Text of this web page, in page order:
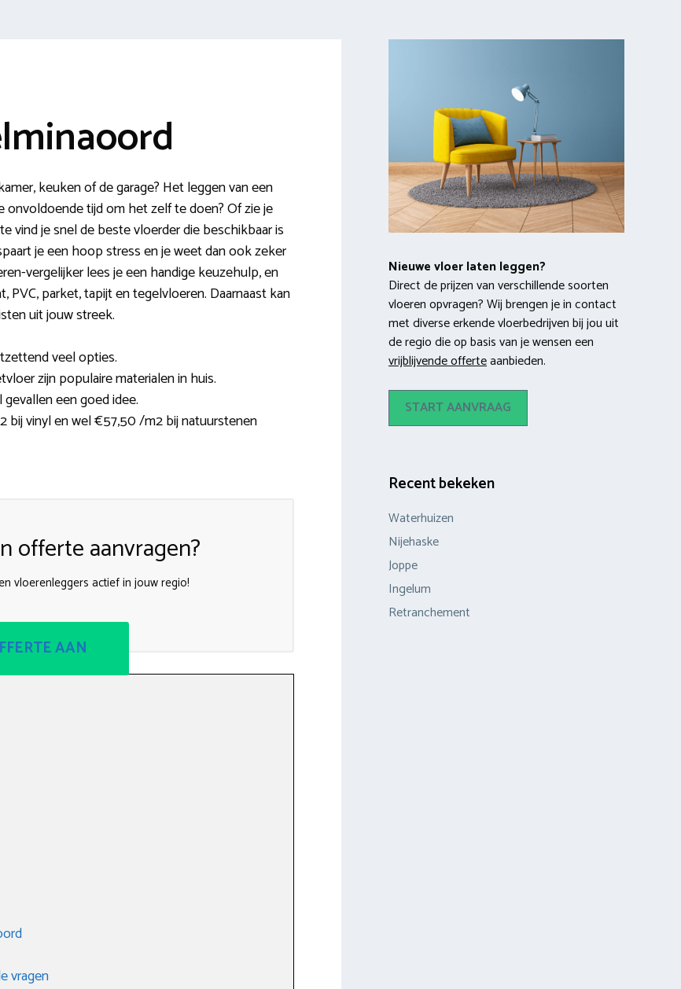
keuken of de garage? Het leggen van een
onvoldoende tijd om het zelf te doen? Of zie je
vind je snel de beste vloerder die beschikbaar is
je een hoop stress en je weet dan ook zeker
vergelijker lees je een handige keuzehulp, en
parket, tapijt en tegelvloeren. Daarnaast kan
uit jouw streek.
veel opties.
zijn populaire materialen in huis.
een goed idee.
vinyl en wel €57,50 /m2 bij natuurstenen
offerte aanvragen?
vloerenleggers actief in jouw regio!
AAN
vragen
Nieuwe vloer laten leggen?
Direct de prijzen van verschillende soorten
vloeren opvragen? Wij brengen je in contact
met diverse erkende vloerbedrijven bij jou uit
de regio die op basis van je wensen een
vrijblijvende offerteaanbieden.
START AANVRAAG
Recent bekeken
Waterhuizen
Nijehaske
Joppe
Ingelum
Retranchement